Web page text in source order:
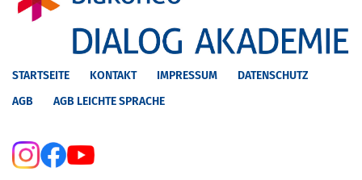
STARTSEITE KONTAKT IMPRESSUM
DATENSCHUTZ
AGB
AGB LEICHTE SPRACHE